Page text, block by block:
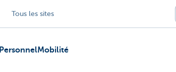
Tous les sites
PersonnelMobilité